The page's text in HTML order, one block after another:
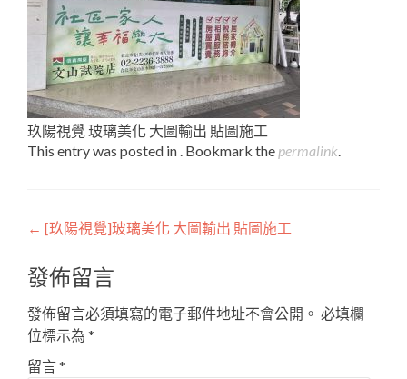
玖陽視覺 玻璃美化 大圖輸出 貼圖施工
This entry was posted in . Bookmark the permalink.
Post
navigation
← [玖陽視覺]玻璃美化 大圖輸出 貼圖施工
發佈留言
發佈留言必須填寫的電子郵件地址不會公開。 必填欄
位標示為 *
留言*